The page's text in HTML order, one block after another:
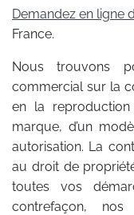
Demandez en ligne
France.
Nous trouvons
commercial sur la
en la reproduction
marque, d’un
autorisation. La
au droit de
toutes vos
contrefaçon,